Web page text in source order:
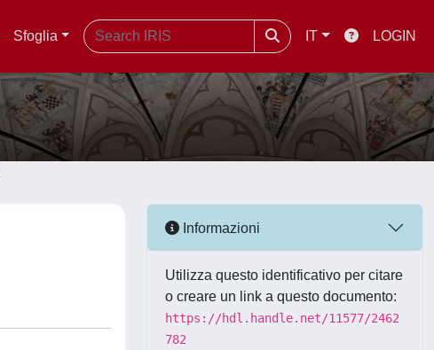
Sfoglia IT LOGIN
Informazioni
Utilizza questo identificativo per citare
o creare un link a questo documento:
https://hdl.handle.net/11577/2462
782